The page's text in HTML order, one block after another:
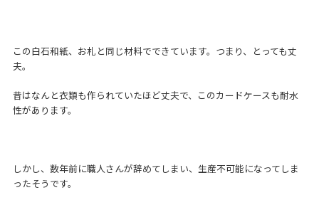
この白石和紙、お札と同じ材料でできています。つまり、とっても丈
夫。
昔はなんと衣類も作られていたほど丈夫で、このカードケースも耐水
性があります。
しかし、数年前に職人さんが辞めてしまい、生産不可能になってしま
ったそうです。